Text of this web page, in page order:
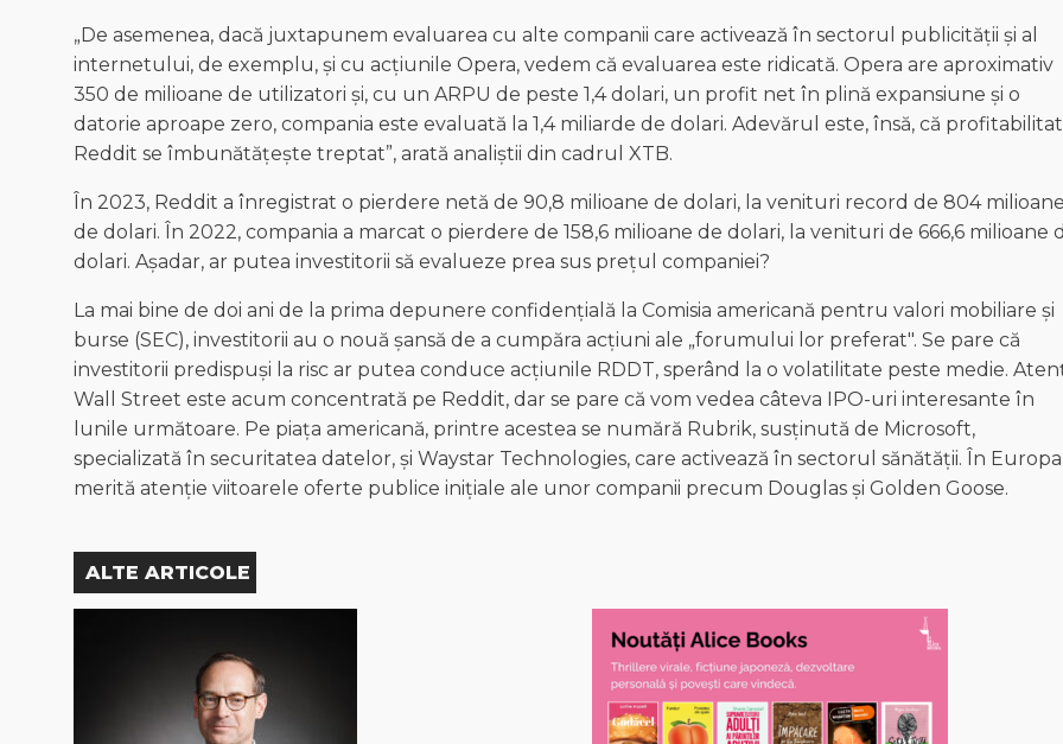
„De asemenea, dacă juxtapunem evaluarea cu alte companii care activează în sectorul publicității și al
internetului, de exemplu, și cu acțiunile Opera, vedem că evaluarea este ridicată. Opera are aproximativ
350 de milioane de utilizatori și, cu un ARPU de peste 1,4 dolari, un profit net în plină expansiune și o
datorie aproape zero, compania este evaluată la 1,4 miliarde de dolari. Adevărul este, însă, că
Reddit se îmbunătățește treptat”, arată analiștii din cadrul XTB.
În 2023, Reddit a înregistrat o pierdere netă de 90,8 milioane de dolari, la venituri record de 804 milioane
de dolari. În 2022, compania a marcat o pierdere de 158,6 milioane de dolari, la venituri de 666,6 milioane
dolari. Așadar, ar putea investitorii să evalueze prea sus prețul companiei?
La mai bine de doi ani de la prima depunere confidențială la Comisia americană pentru valori mobiliare și
burse (SEC), investitorii au o nouă șansă de a cumpăra acțiuni ale „forumului lor preferat". Se pare că
investitorii predispuși la risc ar putea conduce acțiunile RDDT, sperând la o volatilitate peste medie.
Wall Street este acum concentrată pe Reddit, dar se pare că vom vedea câteva IPO-uri interesante în
lunile următoare. Pe piața americană, printre acestea se numără Rubrik, susținută de Microsoft,
specializată în securitatea datelor, și Waystar Technologies, care activează în sectorul sănătății. În
merită atenție viitoarele oferte publice inițiale ale unor companii precum Douglas și Golden Goose.
ALTE ARTICOLE